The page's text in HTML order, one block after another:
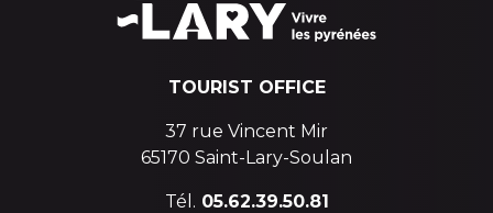
TOURIST OFFICE
37 rue Vincent Mir
65170 Saint-Lary-Soulan
Tél. 05.62.39.50.81